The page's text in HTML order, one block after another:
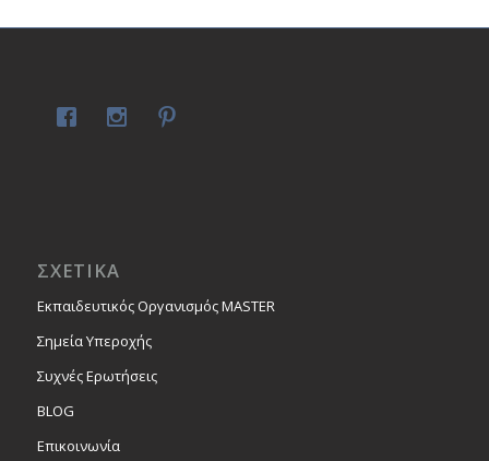
ΣΧΕΤΙΚΑ
Εκπαιδευτικός Οργανισμός MASTER
Σημεία Υπεροχής
Συχνές Ερωτήσεις
BLOG
Επικοινωνία